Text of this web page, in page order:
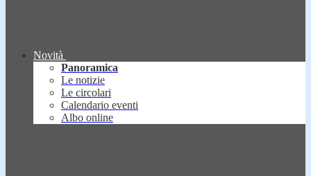
Novità
Panoramica
Le notizie
Le circolari
Calendario eventi
Albo online